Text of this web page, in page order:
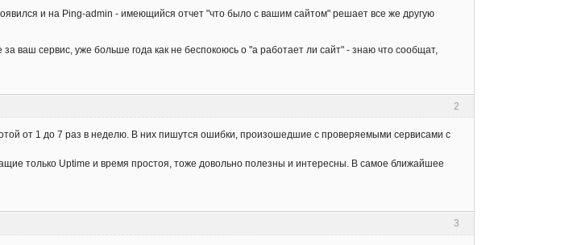
и на Ping-admin - имеющийся отчет "что было с вашим сайтом" решает все же другую
ваш сервис, уже больше года как не беспокоюсь о "а работает ли сайт" - знаю что сообщат,
2
от 1 до 7 раз в неделю. В них пишутся ошибки, произошедшие с проверяемыми сервисами с
только Uptime и время простоя, тоже довольно полезны и интересны. В самое ближайшее
3